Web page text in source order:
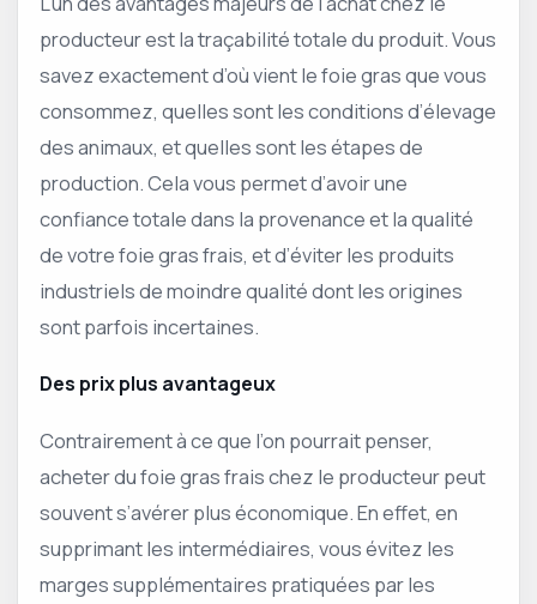
producteur est la traçabilité totale du produit. Vous
savez exactement d’où vient le foie gras que vous
consommez, quelles sont les conditions d’élevage
des animaux, et quelles sont les étapes de
production. Cela vous permet d’avoir une
confiance totale dans la provenance et la qualité
de votre foie gras frais, et d’éviter les produits
industriels de moindre qualité dont les origines
sont parfois incertaines.
Des prix plus avantageux
Contrairement à ce que l’on pourrait penser,
acheter du foie gras frais chez le producteur peut
souvent s’avérer plus économique. En effet, en
supprimant les intermédiaires, vous évitez les
marges supplémentaires pratiquées par les